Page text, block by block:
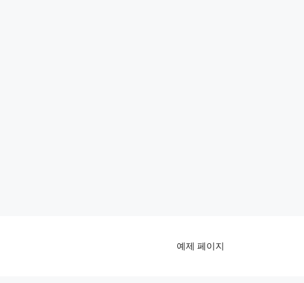
예제 페이지